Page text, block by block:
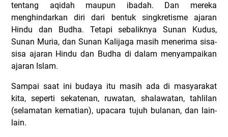
tentang aqidah maupun ibadah. Dan mereka
menghindarkan diri dari bentuk singkretisme ajaran
Hindu dan Budha. Tetapi sebaliknya Sunan Kudus,
Sunan Muria, dan Sunan Kalijaga masih menerima sisa-
sisa ajaran Hindu dan Budha di dalam menyampaikan
ajaran Islam.
Sampai saat ini budaya itu masih ada di masyarakat
kita, seperti sekatenan, ruwatan, shalawatan, tahlilan
(selamatan kematian), upacara tujuh bulanan, dan lain-
lain.